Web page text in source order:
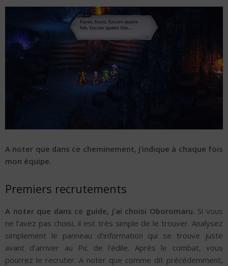
A noter que dans ce cheminement, j’indique à chaque fois
mon équipe.
Premiers recrutements
A noter que dans ce guide, j’ai choisi Oboromaru. Si vous
ne l’avez pas choisi, il est très simple de le trouver. Analysez
simplement le panneau d’information qui se trouve juste
avant d’arriver au Pic de l’édile. Après le combat, vous
pourrez le recruter. A noter que comme dit précédemment,